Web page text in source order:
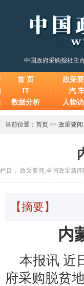
中国政府采购报社主
首 页 政采
IT
汽
数据分析
人物
当前位置： 首页 >> 政采要闻
栏目： 政采要闻,全国政采新
【摘要】
内
本报讯 近
府采购脱贫